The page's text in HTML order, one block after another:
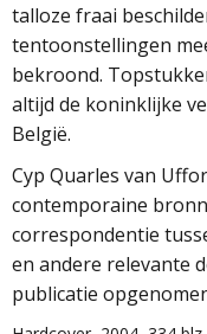
talloze fraai
tentoonstellingen
bekroond.
altijd de koninklijke
België.
Cyp Quarles van
contemporaine
correspondentie
en andere relevante
publicatie